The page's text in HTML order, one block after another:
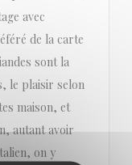
avec
de la carte
sont la
le plaisir selon
maison, et
autant avoir
on y